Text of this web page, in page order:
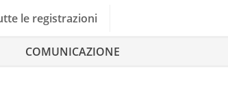
le registrazioni
COMUNICAZIONE